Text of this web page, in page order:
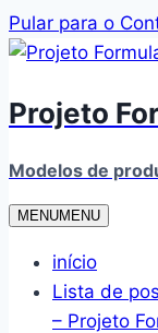
Pular para o
Projeto
Modelos de
MENUMENU
início
Lista de
– Projeto